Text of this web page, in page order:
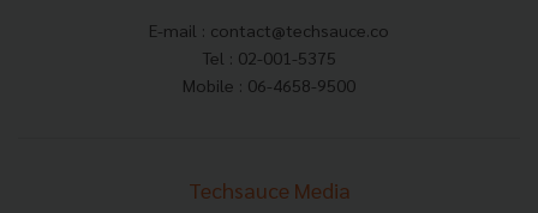
E-mail : contact@techsauce.co
Tel : 02-001-5375
Mobile : 06-4658-9500
Techsauce Media